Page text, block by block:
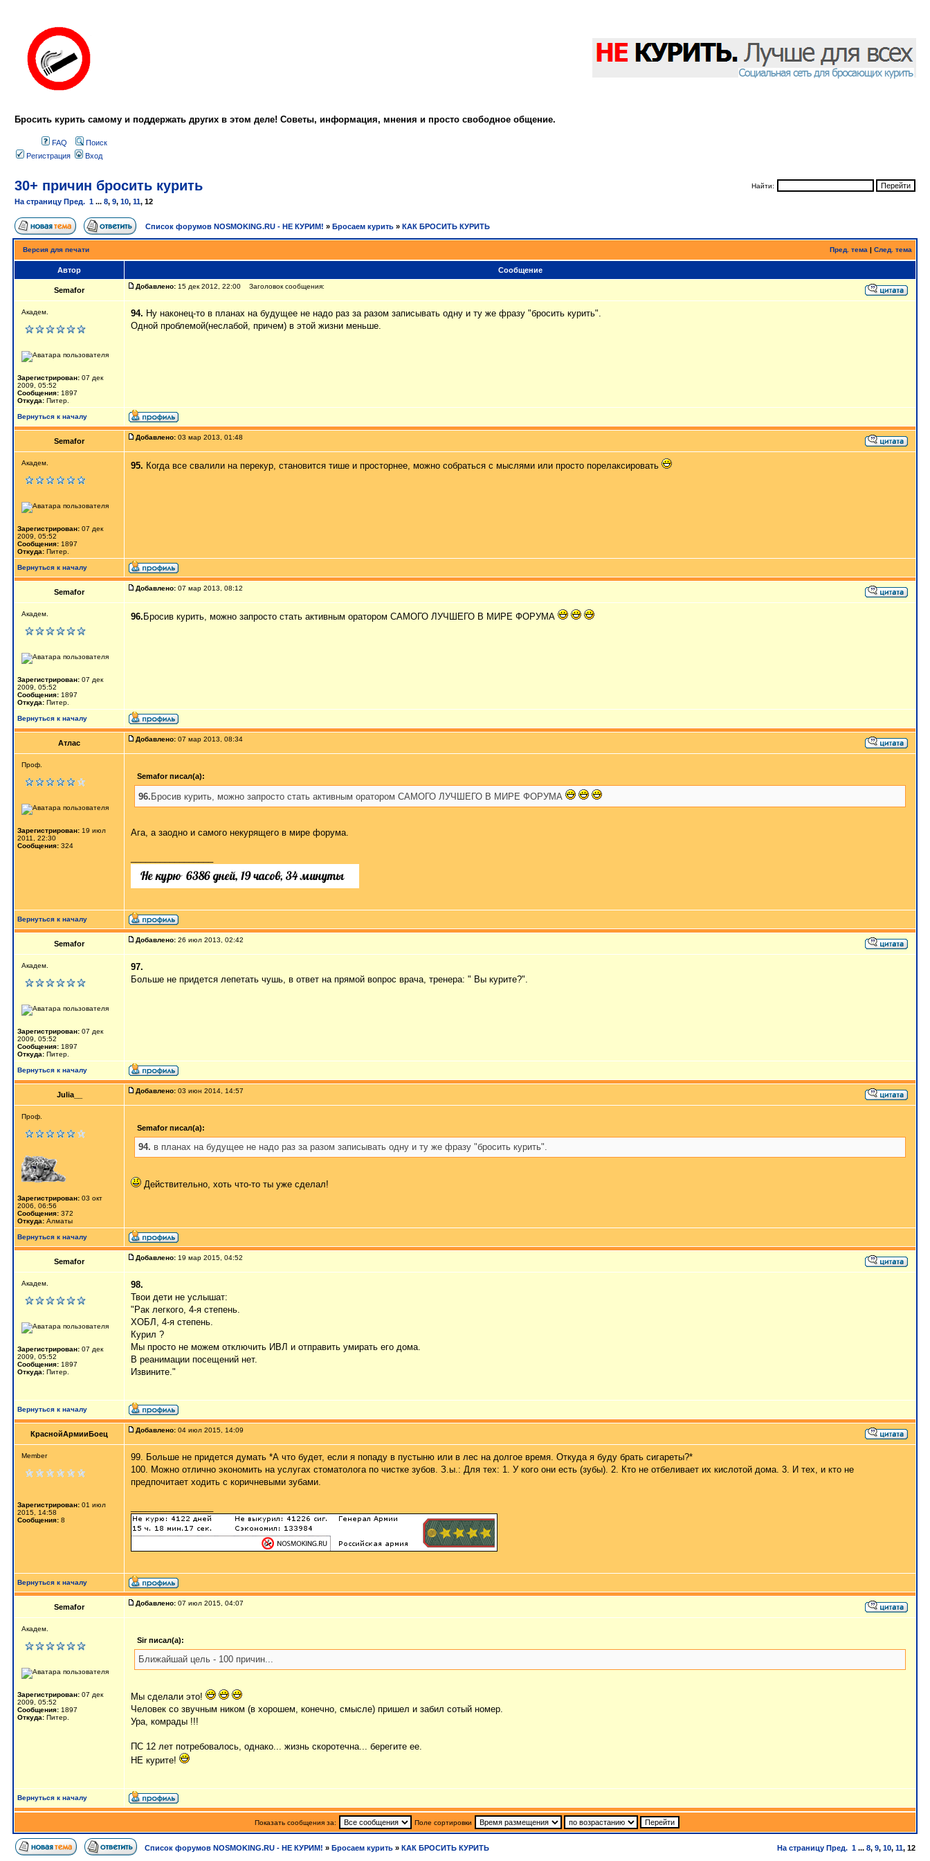
Бросить курить самому и поддержать других в этом деле! Советы, информация, мнения и просто свободное общение.
FAQ
Поиск
Регистрация
Вход
30+ причин бросить курить
На страницу Пред. 1 ... 8, 9, 10, 11, 12
Найти:
Список форумов NOSMOKING.RU - НЕ КУРИМ! » Бросаем курить » КАК БРОСИТЬ КУРИТЬ
Версия для печати Пред. тема | След. тема
Автор Сообщение
Semafor Добавлено: 15 дек 2012, 22:00 Заголовок сообщения:
Академ.
Зарегистрирован: 07 дек
2009, 05:52
Сообщения: 1897
Откуда: Питер.
94. Ну наконец-то в планах на будущее не надо раз за разом записывать одну и ту же фразу "бросить курить".
Одной проблемой(неслабой, причем) в этой жизни меньше.
Вернуться к началу
Semafor Добавлено: 03 мар 2013, 01:48
Академ.
Зарегистрирован: 07 дек
2009, 05:52
Сообщения: 1897
Откуда: Питер.
95. Когда все свалили на перекур, становится тише и просторнее, можно собраться с мыслями или просто порелаксировать
Вернуться к началу
Semafor Добавлено: 07 мар 2013, 08:12
Академ.
Зарегистрирован: 07 дек
2009, 05:52
Сообщения: 1897
Откуда: Питер.
96. Бросив курить, можно запросто стать активным оратором САМОГО ЛУЧШЕГО В МИРЕ ФОРУМА
Вернуться к началу
Атлас Добавлено: 07 мар 2013, 08:34
Проф.
Зарегистрирован: 19 июл
2011, 22:30
Сообщения: 324
Semafor писал(а):
96. Бросив курить, можно запросто стать активным оратором САМОГО ЛУЧШЕГО В МИРЕ ФОРУМА
Ага, а заодно и самого некурящего в мире форума.
Вернуться к началу
Semafor Добавлено: 26 июл 2013, 02:42
Академ.
Зарегистрирован: 07 дек
2009, 05:52
Сообщения: 1897
Откуда: Питер.
97.
Больше не придется лепетать чушь, в ответ на прямой вопрос врача, тренера: " Вы курите?".
Вернуться к началу
Julia__ Добавлено: 03 июн 2014, 14:57
Проф.
Зарегистрирован: 03 окт
2006, 06:56
Сообщения: 372
Откуда: Алматы
Semafor писал(а):
94. в планах на будущее не надо раз за разом записывать одну и ту же фразу "бросить курить".
Действительно, хоть что-то ты уже сделал!
Вернуться к началу
Semafor Добавлено: 19 мар 2015, 04:52
Академ.
Зарегистрирован: 07 дек
2009, 05:52
Сообщения: 1897
Откуда: Питер.
98.
Твои дети не услышат:
"Рак легкого, 4-я степень.
ХОБЛ, 4-я степень.
Курил ?
Мы просто не можем отключить ИВЛ и отправить умирать его дома.
В реанимации посещений нет.
Извините."
Вернуться к началу
КраснойАрмииБоец Добавлено: 04 июл 2015, 14:09
Member
Зарегистрирован: 01 июл
2015, 14:58
Сообщения: 8
99. Больше не придется думать *А что будет, если я попаду в пустыню или в лес на долгое время. Откуда я буду брать сигареты?*
100. Можно отлично экономить на услугах стоматолога по чистке зубов. З.ы.: Для тех: 1. У кого они есть (зубы). 2. Кто не отбеливает их кислотой дома. 3. И тех, и кто не
предпочитает ходить с коричневыми зубами.
Вернуться к началу
Semafor Добавлено: 07 июл 2015, 04:07
Академ.
Зарегистрирован: 07 дек
2009, 05:52
Сообщения: 1897
Откуда: Питер.
Sir писал(а):
Ближайшай цель - 100 причин...
Мы сделали это!
Человек со звучным ником (в хорошем, конечно, смысле) пришел и забил сотый номер.
Ура, комрады !!!
ПС 12 лет потребовалось, однако... жизнь скоротечна... берегите ее.
НЕ курите!
Вернуться к началу
Показать сообщения за: Поле сортировки
Список форумов NOSMOKING.RU - НЕ КУРИМ! » Бросаем курить » КАК БРОСИТЬ КУРИТЬ На страницу Пред. 1 ... 8, 9, 10, 11, 12